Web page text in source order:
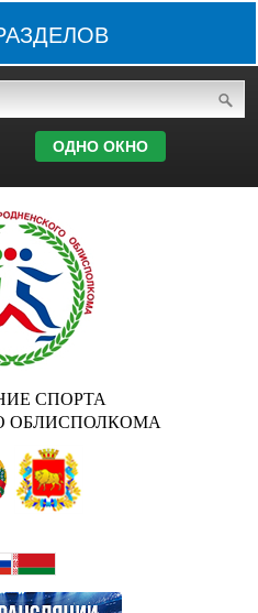
ОДНО ОКНО
СПОРТА
ОБЛИСПОЛКОМА